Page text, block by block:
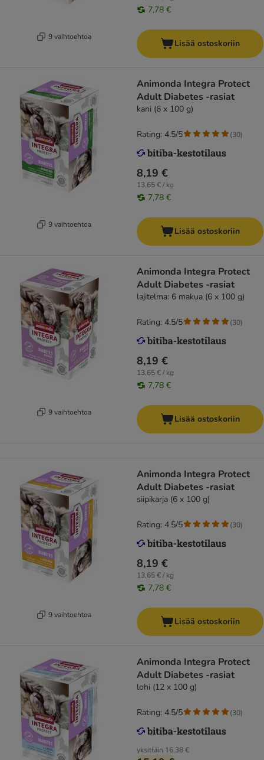
9 vaihtoehtoa
7,78 €
Lisää ostoskoriin
9 vaihtoehtoa
Animonda Integra Protect
Adult Diabetes -rasiat
kani (6 x 100 g)
8,19 €
13,65 € / kg
7,78 €
Rating: 4.5/5 (30)
Lisää ostoskoriin
9 vaihtoehtoa
Animonda Integra Protect
Adult Diabetes -rasiat
lajitelma: 6 makua (6 x 100 g)
8,19 €
13,65 € / kg
7,78 €
Rating: 4.5/5 (30)
Lisää ostoskoriin
9 vaihtoehtoa
Animonda Integra Protect
Adult Diabetes -rasiat
siipikarja (6 x 100 g)
8,19 €
13,65 € / kg
7,78 €
Rating: 4.5/5 (30)
Lisää ostoskoriin
Animonda Integra Protect
Adult Diabetes -rasiat
lohi (12 x 100 g)
yksittäin 16,38 €
Rating: 4.5/5 (30)